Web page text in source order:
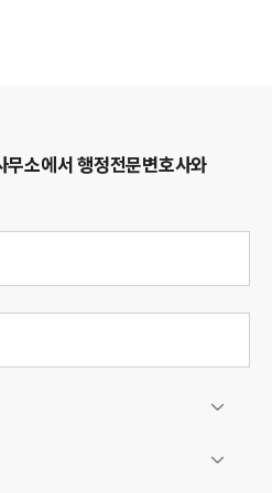
무소에서 행정전문변호사와